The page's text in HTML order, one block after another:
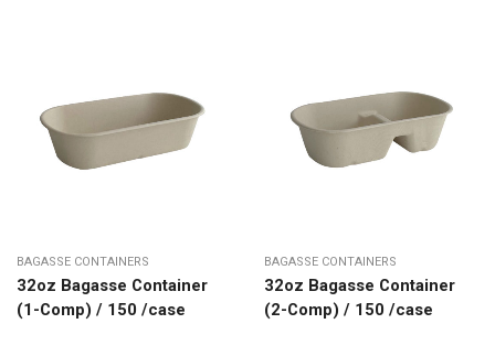
BAGASSE CONTAINERS
32oz Bagasse Container
(1-Comp) / 150 /case
BAGASSE CONTAINERS
32oz Bagasse Container
(2-Comp) / 150 /case